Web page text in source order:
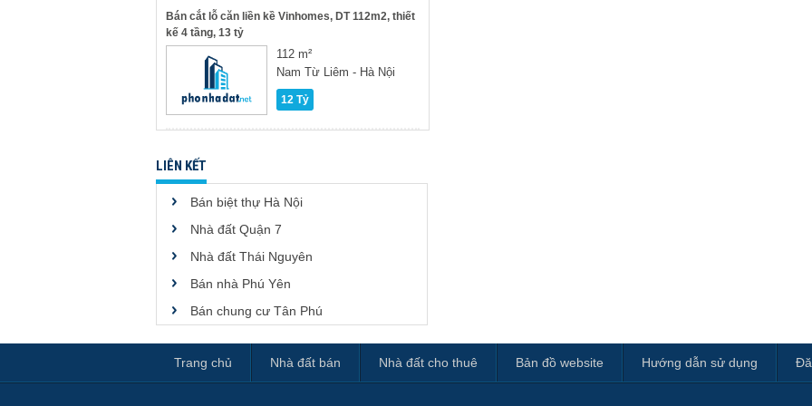
Bán cắt lỗ căn liền kề Vinhomes, DT 112m2, thiết
kế 4 tầng, 13 tỷ
112 m²
Nam Từ Liêm - Hà Nội
12 Tỷ
LIÊN KẾT
Bán biệt thự Hà Nội
Nhà đất Quận 7
Nhà đất Thái Nguyên
Bán nhà Phú Yên
Bán chung cư Tân Phú
Trang chủ Nhà đất bán Nhà đất cho thuê Bản đồ website Hướng dẫn sử dụng